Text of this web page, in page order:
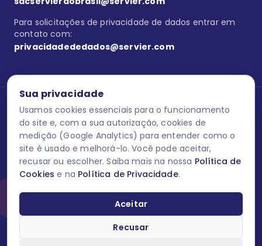
Sua privacidade
Usamos cookies essenciais para o funcionamento
do site e, com a sua autorização, cookies de
medição (Google Analytics) para entender como o
site é usado e melhorá-lo. Você pode aceitar,
recusar ou escolher. Saiba mais na nossa Política de
Cookies e na Política de Privacidade.
Aceitar
Recusar
Para solicitações de privacidade de dados entrar em
contato com:
privacidadededados@servier.com
Se estiver no programa semprecuidando, comunique aquiuma
reação adversa com os produtos Servier. Este site contém
informações para o público leigo e para os profissionais de saúde
do Brasil habilitados a prescrever medicamentos. M-AS ONE-BR-
202606-00013 / Agosto 2026.
O laboratório Servier do Brasil respeita os seus dados! Caso deseje
dados pessoais você pode fazê-lo a qualquer momento entrando
em contato através do site www.semprecuidando.com.br na opção
fale conosco.